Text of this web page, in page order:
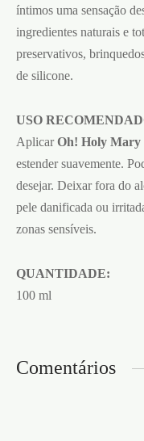
íntimos uma sensação
ingredientes naturais e
preservativos,
de silicone.
USO
AplicarOh! Holy Mary
estender suavemente.
desejar. Deixar fora do
pele danificada ou
zonas sensíveis.
QUANTIDADE:
100 ml
Comentários